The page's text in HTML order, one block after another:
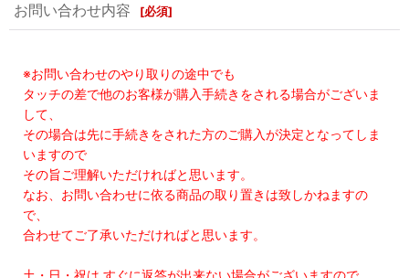
お問い合わせ内容 [必須]
※お問い合わせのやり取りの途中でも
タッチの差で他のお客様が購入手続きをされる場合がございま
して、
その場合は先に手続きをされた方のご購入が決定となってしま
いますので
その旨ご理解いただければと思います。
なお、お問い合わせに依る商品の取り置きは致しかねますの
で、
合わせてご了承いただければと思います。
土・日・祝は すぐに返答が出来ない場合がございますので、